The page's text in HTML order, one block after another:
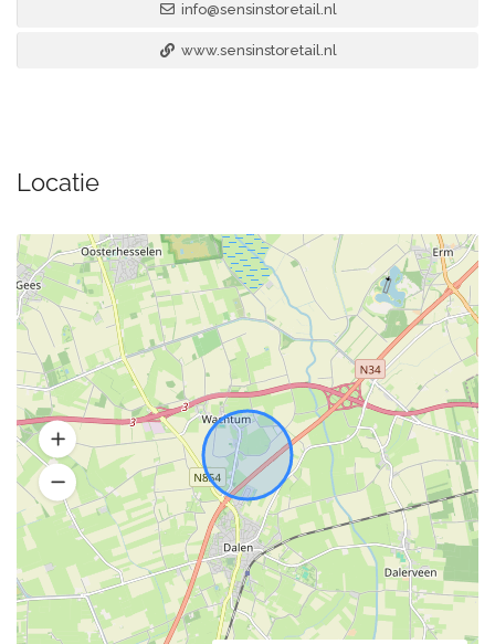
info@sensinstoretail.nl
www.sensinstoretail.nl
Locatie